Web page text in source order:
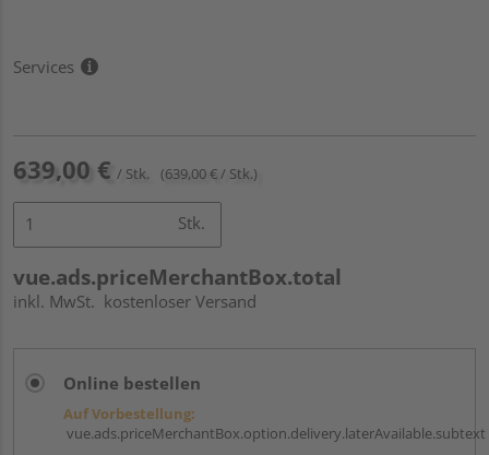
Services
639,00 € / Stk. (639,00 € / Stk.)
Stk.
vue.ads.priceMerchantBox.total
inkl. MwSt. kostenloser Versand
Online bestellen
Auf Vorbestellung:
vue.ads.priceMerchantBox.option.delivery.laterAvailable.subtext